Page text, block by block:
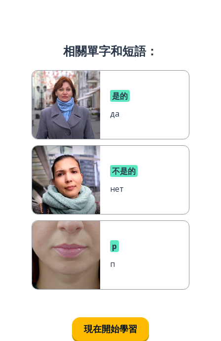
相關單字和短語：
是的
да
不是的
нет
p
п
現在開始學習